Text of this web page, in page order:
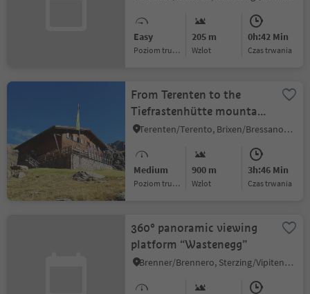
Easy
Poziom trudności
205 m
Wzlot
0h:42 Min
czas trwania
From Terenten to the
Tiefrastenhütte mountain
hut
Terenten/Terento, Brixen/Bressanone and environs
Medium
Poziom trudności
900 m
Wzlot
3h:46 Min
czas trwania
360° panoramic viewing
platform “Wastenegg”
Brenner/Brennero, Sterzing/Vipiteno and environs